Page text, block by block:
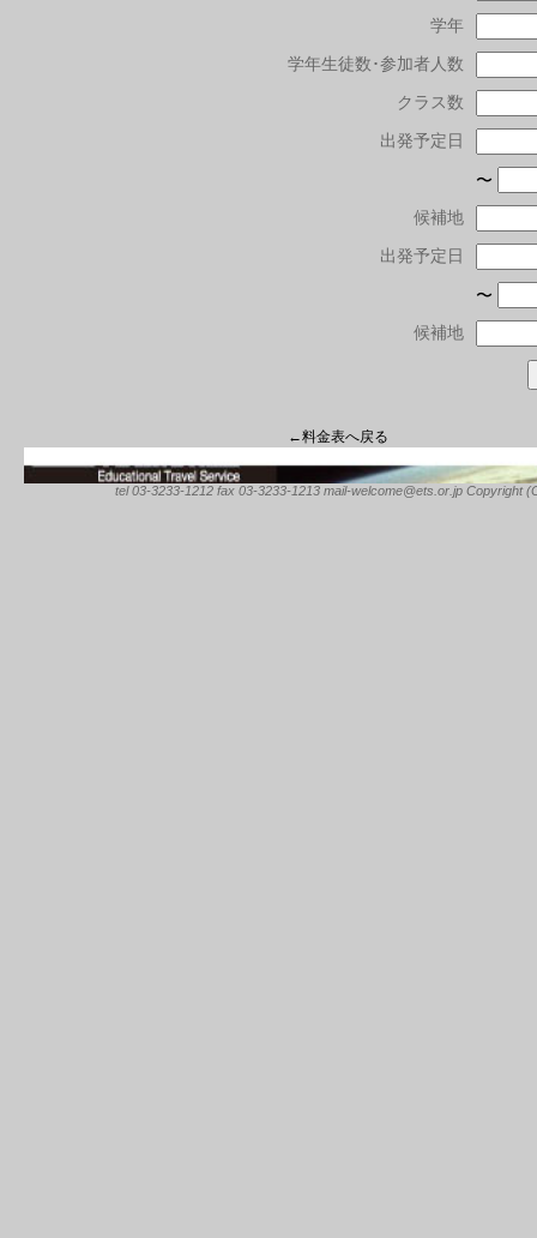
学年
学年生徒数･参加者人数
クラス数
出発予定日
〜
候補地
出発予定日
〜
候補地
←料金表へ戻る
tel 03-3233-1212 fax 03-3233-1213 mail-welcome@ets.or.jp Copyright